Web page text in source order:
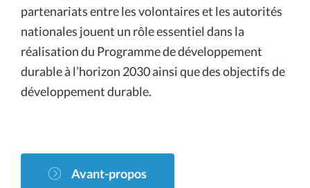
partenariats entre les volontaires et les autorités
nationales jouent un rôle essentiel dans la
réalisation du Programme de développement
durable à l’horizon 2030 ainsi que des objectifs de
développement durable.
Avant-propos